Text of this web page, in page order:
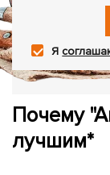
Я
Почему
лучшим*